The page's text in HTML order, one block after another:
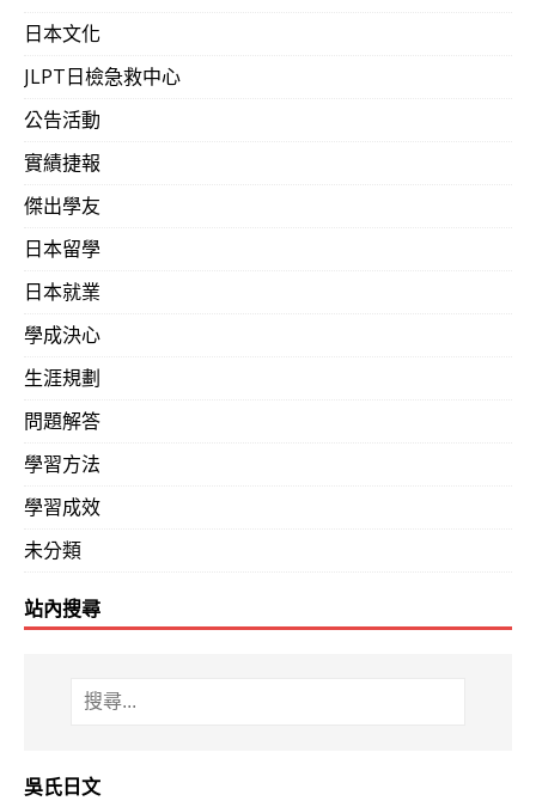
日本文化
JLPT日檢急救中心
公告活動
實績捷報
傑出學友
日本留學
日本就業
學成決心
生涯規劃
問題解答
學習方法
學習成效
未分類
站內搜尋
吳氏日文